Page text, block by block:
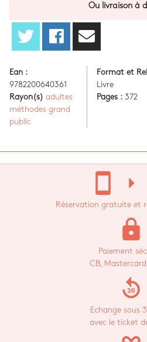
Ou livraison à
Ean :
9782200640361
Rayon(s) adultes
méthodes grand
public
Format et
Livre
Pages : 372
stay_current_portrait arrow_right
Réservation gratuite et
lock
Paiement
CB,
replay_30
Echange sous
avec le ticket